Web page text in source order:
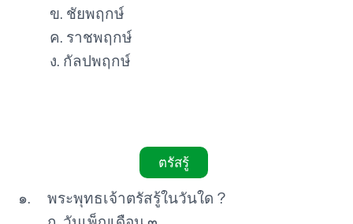
ข. ชัยพฤกษ์
ค. ราชพฤกษ์
ง. กัลปพฤกษ์
ตรัสรู้
๑.
พระพุทธเจ้าตรัสรู้ในวันใด ?